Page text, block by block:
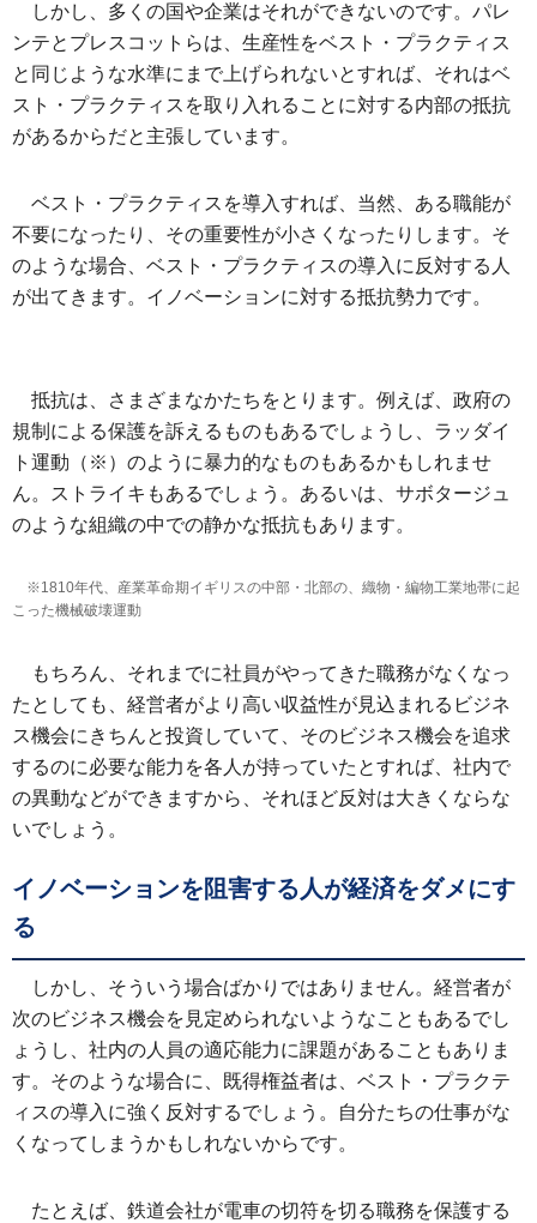
しかし、多くの国や企業はそれができないのです。パレ
ンテとプレスコットらは、生産性をベスト・プラクティス
と同じような水準にまで上げられないとすれば、それはベ
スト・プラクティスを取り入れることに対する内部の抵抗
があるからだと主張しています。
ベスト・プラクティスを導入すれば、当然、ある職能が
不要になったり、その重要性が小さくなったりします。そ
のような場合、ベスト・プラクティスの導入に反対する人
が出てきます。イノベーションに対する抵抗勢力です。
抵抗は、さまざまなかたちをとります。例えば、政府の
規制による保護を訴えるものもあるでしょうし、ラッダイ
ト運動（※）のように暴力的なものもあるかもしれませ
ん。ストライキもあるでしょう。あるいは、サボタージュ
のような組織の中での静かな抵抗もあります。
※1810年代、産業革命期イギリスの中部・ 北部の、織物・編物工業地帯に起
こった機械破壊運動
もちろん、それまでに社員がやってきた職務がなくなっ
たとしても、経営者がより高い収益性が見込まれるビジネ
ス機会にきちんと投資していて、そのビジネス機会を追求
するのに必要な能力を各人が持っていたとすれば、社内で
の異動などができますから、それほど反対は大きくならな
いでしょう。
イノベーションを阻害する人が経済をダメにす
る
しかし、そういう場合ばかりではありません。経営者が
次のビジネス機会を見定められないようなこともあるでし
ょうし、社内の人員の適応能力に課題があることもありま
す。そのような場合に、既得権益者は、ベスト・プラクテ
ィスの導入に強く反対するでしょう。自分たちの仕事がな
くなってしまうかもしれないからです。
たとえば、鉄道会社が電車の切符を切る職務を保護する